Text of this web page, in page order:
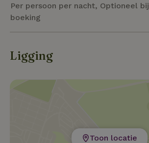
Per persoon per nacht, Optioneel bij
boeking
Ligging
Toon locatie